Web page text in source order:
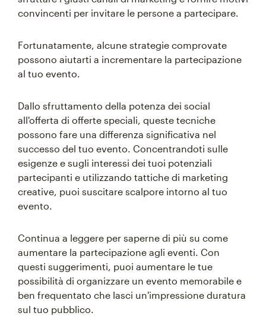
convincenti per invitare le persone a partecipare.
Fortunatamente, alcune strategie comprovate
possono aiutarti a incrementare la partecipazione
al tuo evento.
Dallo sfruttamento della potenza dei social
all'offerta di offerte speciali, queste tecniche
possono fare una differenza significativa nel
successo del tuo evento. Concentrandoti sulle
esigenze e sugli interessi dei tuoi potenziali
partecipanti e utilizzando tattiche di marketing
creative, puoi suscitare scalpore intorno al tuo
evento.
Continua a leggere per saperne di più su come
aumentare la partecipazione agli eventi. Con
questi suggerimenti, puoi aumentare le tue
possibilità di organizzare un evento memorabile e
ben frequentato che lasci un'impressione duratura
sul tuo pubblico.